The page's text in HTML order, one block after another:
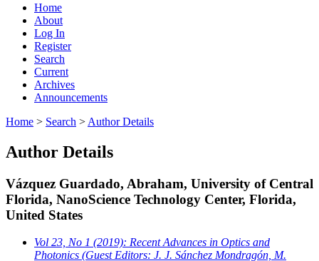
Home
About
Log In
Register
Search
Current
Archives
Announcements
Home > Search > Author Details
Author Details
Vázquez Guardado, Abraham, University of Central
Florida, NanoScience Technology Center, Florida,
United States
Vol 23, No 1 (2019): Recent Advances in Optics and
Photonics (Guest Editors: J. J. Sánchez Mondragón, M.